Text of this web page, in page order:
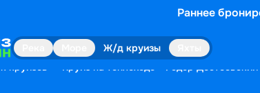
Раннее
Ж/д круизы
круизов Круиз на теплоходе «Федор